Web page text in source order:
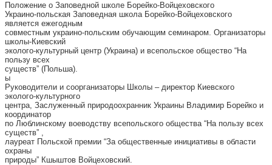
Положение о Заповедной школе Борейко-Войцеховского
Украино-польская Заповедная школа Борейко-Войцеховского
является ежегодным
совместным украино-польским обучающим семинаром. Организаторы
школы-Киевский
эколого-культурный центр (Украина) и всепольское общество “На
пользу всех
существ” (Польша).
ы
Руководители и соорганизаторы Школы – директор Киевского
эколого-культурного
центра, Заслуженный природоохранник Украины Владимир Борейко и
координатор
по Люблинскому воеводству всепольского общества “На пользу всех
существ” ,
лауреат Польской премии “За общественные инициативы в области
охраны
природы” Кшыштов Войцеховский.